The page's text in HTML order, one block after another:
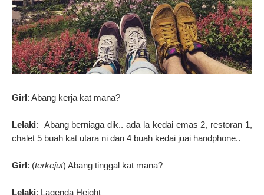
Girl: Abang kerja kat mana?
Lelaki: Abang berniaga dik.. ada la kedai emas 2, restoran 1,
chalet 5 buah kat utara ni dan 4 buah kedai juai handphone..
Girl: (terkejut) Abang tinggal kat mana?
Lelaki: Lagenda Height